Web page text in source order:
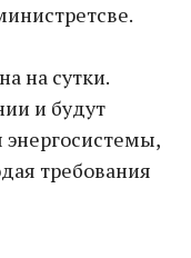
на сутки.
и будут
требования